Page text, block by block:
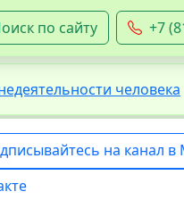
по сайту +7
человека
на канал в